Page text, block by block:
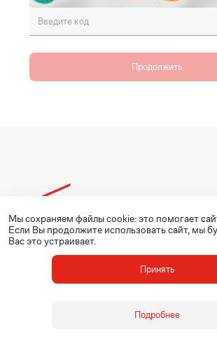
Продолжить
©
Мы сохраняем файлы cookie: это помогает
Если Вы продолжите использовать сайт, мы
Вас это устраивает.
Принять
Подробнее